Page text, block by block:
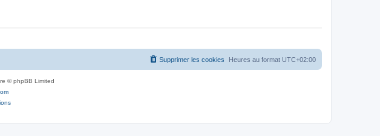
Heures au format UTC+02:00
Supprimer les cookies
© phpBB Limited